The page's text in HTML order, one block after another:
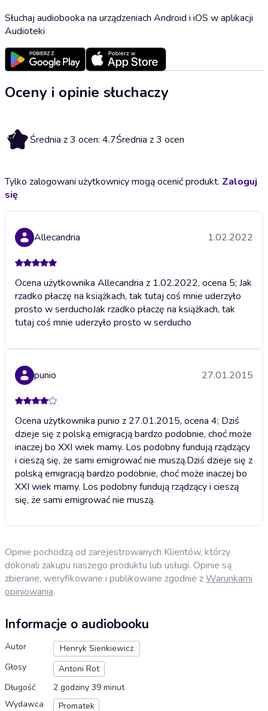
Słuchaj audiobooka na urządzeniach Android i iOS w aplikacji
Audioteki
Oceny i opinie słuchaczy
4.7 Średnia z 3 ocen: 4.7Średnia z 3 ocen
Tylko zalogowani użytkownicy mogą ocenić produkt. Zaloguj
się
Allecandria 1.02.2022
Ocena użytkownika Allecandria z 1.02.2022, ocena 5; Jak
rzadko płaczę na książkach, tak tutaj coś mnie uderzyło
prosto w serduchoJak rzadko płaczę na książkach, tak
tutaj coś mnie uderzyło prosto w serducho
punio 27.01.2015
Ocena użytkownika punio z 27.01.2015, ocena 4; Dziś
dzieje się z polską emigracją bardzo podobnie, choć może
inaczej bo XXI wiek mamy. Los podobny fundują rządzący
i cieszą się, że sami emigrować nie muszą.Dziś dzieje się z
polską emigracją bardzo podobnie, choć może inaczej bo
XXI wiek mamy. Los podobny fundują rządzący i cieszą
się, że sami emigrować nie muszą.
Opinie pochodzą od zarejestrowanych Klientów, którzy
dokonali zakupu naszego produktu lub usługi. Opinie są
zbierane, weryfikowane i publikowane zgodnie zWarunkami
opiniowania.
Informacje o audiobooku
Autor
Henryk Sienkiewicz
Głosy
Antoni Rot
Długość
2 godziny 39 minut
Wydawca
Promatek